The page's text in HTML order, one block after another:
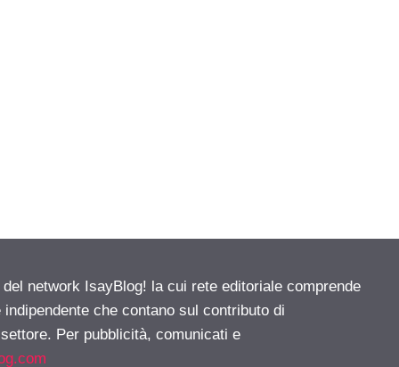
network IsayBlog! la cui rete editoriale comprende
che contano sul contributo di
Per pubblicità, comunicati e